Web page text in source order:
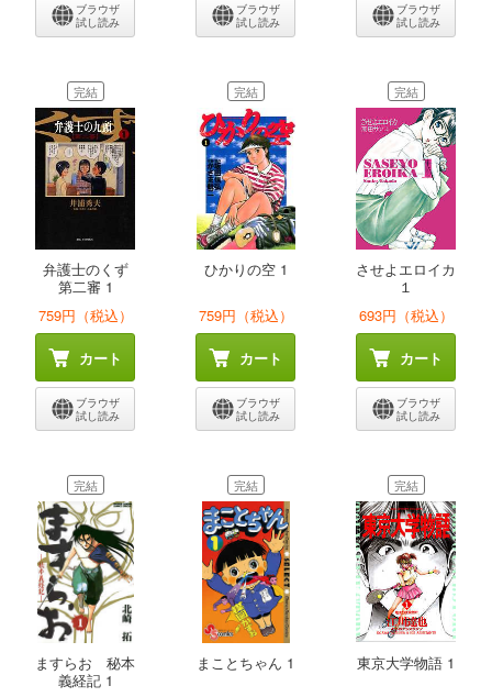
ブラウザ
試し読み
ブラウザ
試し読み
ブラウザ
試し読み
完結
弁護士のくず
第二審 1
759円（税込）
カート
ブラウザ
試し読み
完結
ひかりの空 1
759円（税込）
カート
ブラウザ
試し読み
完結
させよエロイカ
１
693円（税込）
カート
ブラウザ
試し読み
完結
ますらお 秘本
義経記 1
完結
まことちゃん 1
完結
東京大学物語 1